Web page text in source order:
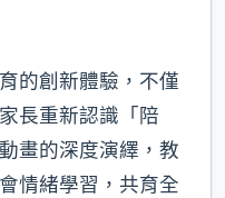
的創新體驗，不僅
長重新認識「陪
畫的深度演繹，教
情緒學習，共育全